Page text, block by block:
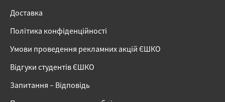
Доставка
Політика конфіденційності
Умови проведення рекламних акцій ЄШКО
Відгуки студентів ЄШКО
Запитання – Відповідь